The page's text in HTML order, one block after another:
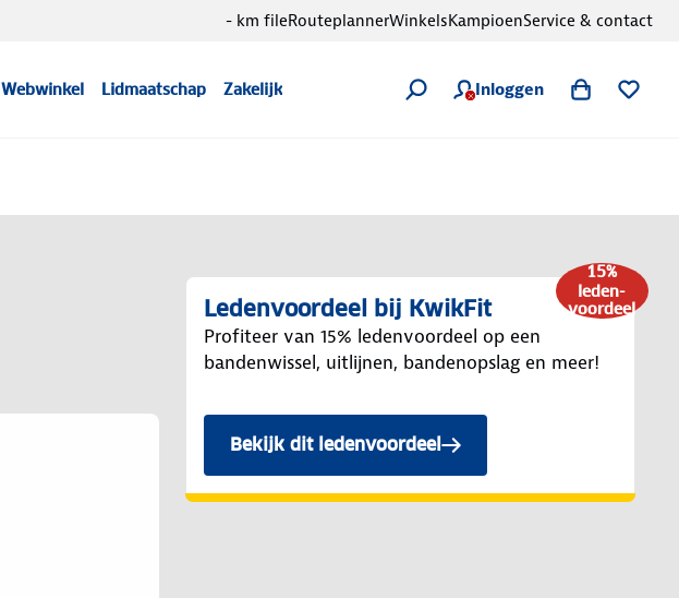
Webwinkel Lidmaatschap Zakelijk Inloggen
- km fileRouteplannerWinkelsKampioenService & contact
15%
leden-
voordeel
Ledenvoordeel bij KwikFit
Profiteer van 15% ledenvoordeel op een
bandenwissel, uitlijnen, bandenopslag en meer!
Bekijk dit ledenvoordeel